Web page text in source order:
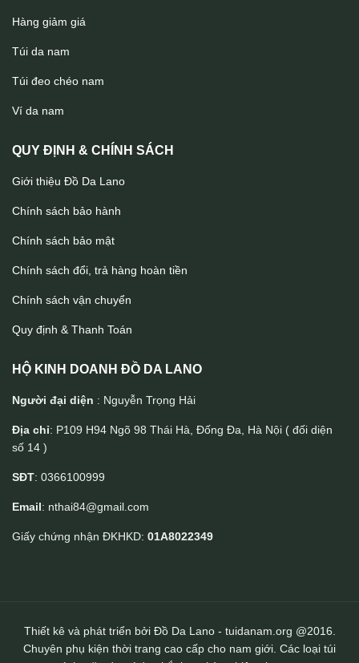
Túi da đeo chéo có quai xách tiện lợi KT150
Hàng giảm giá
Túi da nam
Túi đeo chéo nam
Ví da nam
QUY ĐỊNH & CHÍNH SÁCH
Giới thiệu Đồ Da Lano
Chính sách bảo hành
Chính sách bảo mật
Chính sách đổi, trả hàng hoàn tiền
Chính sách vận chuyển
Quy định & Thanh Toán
HỘ KINH DOANH ĐỒ DA LANO
Người đại diện : Nguyễn Trọng Hải
Địa chỉ: P109 H94 Ngõ 98 Thái Hà, Đống Đa, Hà Nội ( đối diện
số 14 )
SĐT: 0366100999
Email: nthai84@gmail.com
Giấy chứng nhận ĐKHKD: 01A8022349
Thiết kê và phát triển bởi Đồ Da Lano - tuidanam.org @2016.
Chuyên phụ kiện thời trang cao cấp cho nam giới. Các loại túi